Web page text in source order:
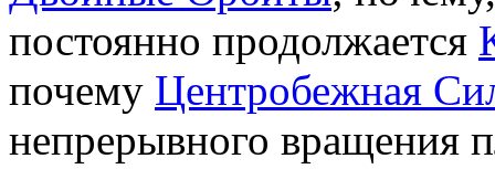
постоянно продолжается
почему Центробежная
непрерывного вращения